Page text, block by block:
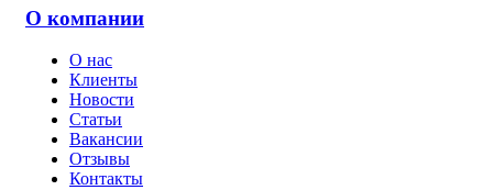
О компании
О нас
Клиенты
Новости
Статьи
Вакансии
Отзывы
Контакты